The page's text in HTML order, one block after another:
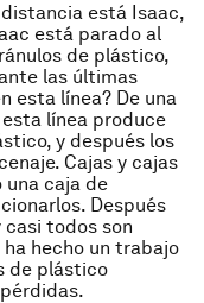
está Isaac,
está parado al
de plástico,
las últimas
esta línea? De una
línea produce
y después los
Cajas y cajas
una caja de
Después
todos son
hecho un trabajo
de plástico